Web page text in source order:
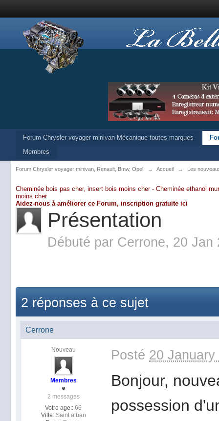
Forum Chrysler voyager minivan Mécanique toutes marques
Membres
Forum Chrysler voyager minivan, Renault, Bmw, Opel → Accueil → Les
Cheminée bois pas cher, insert bois moins cher - Cheminée ethanol
moins cher
Aidez-nous à améliorer ce Forum, inscription gratuite ici
Présentation
Débuté par Cerrone, 20 Jan
2 réponses à ce sujet
Cerrone
Nouveau
Membres
2 messages
Votre age:: 66
Ville: Saint alban
Posté 20
Bonjour,
possession